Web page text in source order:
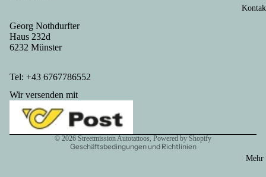
Mehr
Georg Nothdurfter
Haus 232d
6232 Münster
Tel: +43 6767786552
Wir versenden mit
© 2026 Streetmission Autotattoos , Powered by Shopify
Geschäftsbedingungen und Richtlinien
Datenschutzerklärung
AGB
Versand
Impressum
Widerrufsrecht